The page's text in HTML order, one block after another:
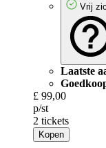
Vrij
Laatste
£ 99,00
p/st
2 tickets
Kopen